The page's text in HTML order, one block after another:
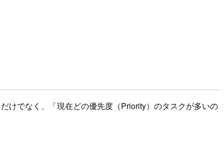
けでなく、「現在どの優先度（Priority）のタスクが多いの